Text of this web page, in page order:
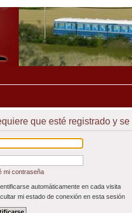
que esté registrado y
mi contraseña
automáticamente en cada visita
mi estado de conexión en esta sesión